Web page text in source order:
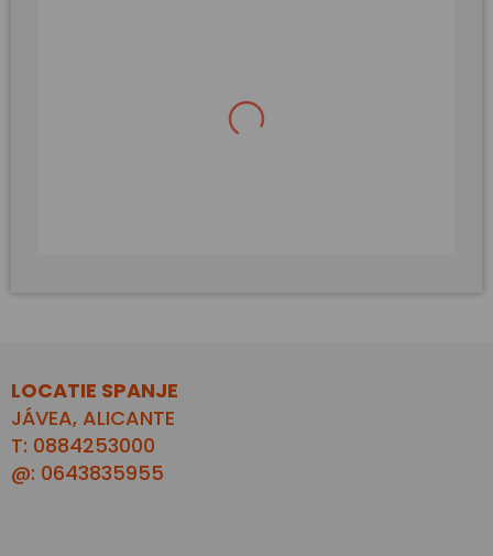
direct advies over de
mogelijkheden en
LOCATIE SPANJE
JÁVEA, ALICANTE
T: 0884253000
@: 0643835955